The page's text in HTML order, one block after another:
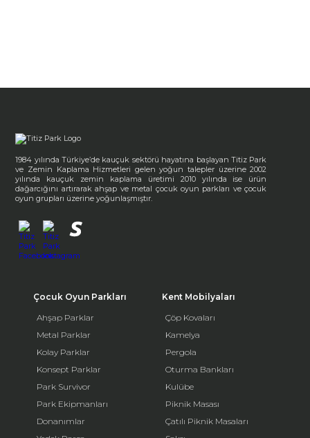
1984 yılında Türkiye’de kauçuk sektörü hayatına başlayan Titiz Park
ve Zemin Kaplama Hizmetleri gelen yoğun talepler üzerine 2002
yılında kauçuk zemin kaplama üretimi 2010 yılında ise ürün
dağarcığını artırarak ahşap ve metal çocuk oyun parkları ve çocuk
oyun grupları üzerine yoğunlaşmıştır.
Çocuk Oyun Parkları
Ahşap Parklar
Metal Parklar
Kolay Parklar
Konsept Parklar
Park Survivor
Park Ekipmanları
Donanımlar
Kent Mobilyaları
Çöp Kovaları
Kamelya
Pergola
Oturma Bankları
Kulübe
Piknik Masası
Çatılı Piknik Masaları